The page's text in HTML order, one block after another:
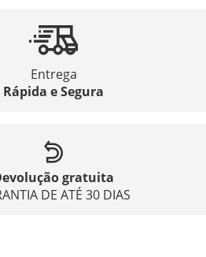
Entrega
Rápida e Segura
gratuita
DE ATÉ 30 DIAS